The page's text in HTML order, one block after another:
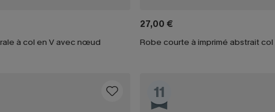
à col en V avec nœud
27,00 €
11